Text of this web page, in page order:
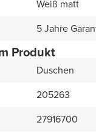
Weiß matt
5 Jahre
Produkt
Duschen
205263
27916700